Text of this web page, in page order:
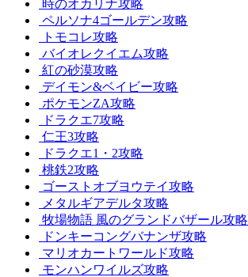
時のオカリナ攻略
ペルソナ4ゴールデン攻略
トモコレ攻略
バイオレクイエム攻略
紅の砂漠攻略
デイモン&ベイビー攻略
ポケモンZA攻略
ドラクエ7攻略
仁王3攻略
ドラクエ1・2攻略
桃鉄2攻略
ゴーストオブヨウテイ攻略
メタルギアデルタ攻略
牧場物語 風のグランドバザール攻略
ドンキーコングバナンザ攻略
マリオカートワールド攻略
モンハンワイルズ攻略